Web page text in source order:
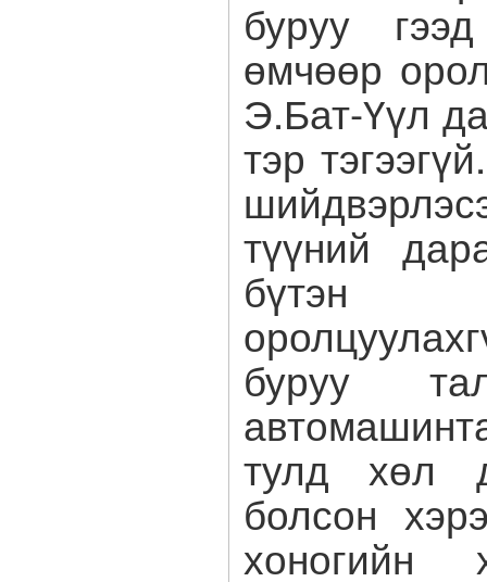
буруу
өмчөөр
Э.Бат-Үүл
тэр
түүний
бүтэн
буруу
тулд хөл
болсон